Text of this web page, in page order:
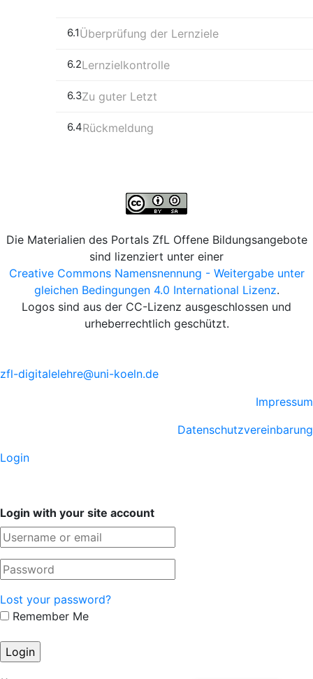
6.1Überprüfung der Lernziele
6.2Lernzielkontrolle
6.3Zu guter Letzt
6.4Rückmeldung
Die Materialien des Portals ZfL Offene Bildungsangebote
sind lizenziert unter einer
Creative Commons Namensnennung - Weitergabe unter
gleichen Bedingungen 4.0 International Lizenz.
Logos sind aus der CC-Lizenz ausgeschlossen und
urheberrechtlich geschützt.
zfl-digitalelehre@uni-koeln.de
Impressum
Datenschutzvereinbarung
Login
Login with your site account
Lost your password?
Remember Me